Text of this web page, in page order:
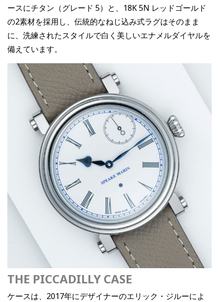
ースにチタン（グレード 5）と、18K 5N レッドゴールド
の2素材を採用し、伝統的なねじ込み式ラグはそのまま
に、洗練されたスタイルで白く美しいエナメルダイヤルを
備えています。
THE PICCADILLY CASE
ケースは、2017年にデザイナーのエリック・ジルーによ